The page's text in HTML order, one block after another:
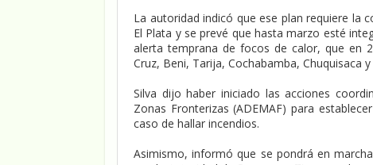
La autoridad indicó que ese plan requiere la
El Plata y se prevé que hasta marzo esté
alerta temprana de focos de calor, que en
Cruz, Beni, Tarija, Cochabamba, Chuquisaca
Silva dijo haber iniciado las acciones
Zonas Fronterizas (ADEMAF) para
caso de hallar incendios.
Asimismo, informó que se pondrá en